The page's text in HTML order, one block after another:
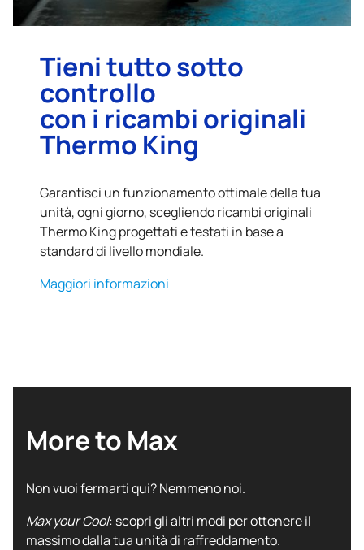
Tieni tutto sotto
controllo
con i ricambi originali
Thermo King
Garantisci un funzionamento ottimale della tua
unità, ogni giorno, scegliendo ricambi originali
Thermo Kingprogettati e testati in base a
standard di livello mondiale.
Maggiori informazioni
More to Max
Non vuoi fermarti qui? Nemmeno noi.
Max your Cool: scopri gli altri modi per ottenere il
massimo dalla tua unità di raffreddamento.